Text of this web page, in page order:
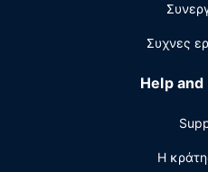
μέτρα και περιλαμβάνει
στάθμευση χωρίς
Συχνες
Help
Η